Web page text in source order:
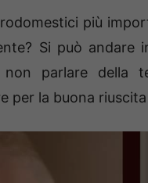
più
Si può andare
parlare della
per la buona